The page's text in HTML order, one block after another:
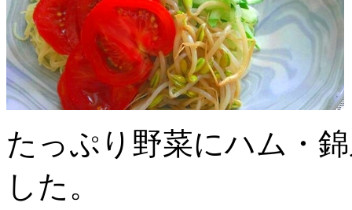
たっぷり野菜にハム・
した。